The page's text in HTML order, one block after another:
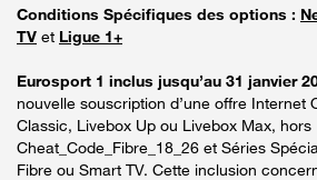
Conditions Spécifiques des options :
TV et Ligue 1+
Eurosport 1 inclus jusqu’au 31 janvier
nouvelle souscription d’une offre Internet
Classic, Livebox Up ou Livebox Max, hors
Cheat_Code_Fibre_18_26 et Séries
Fibre ou Smart TV. Cette inclusion